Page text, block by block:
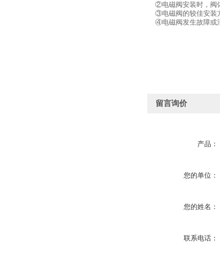
②电磁阀安装时，阀
③电磁阀的较佳安装
④电磁阀发生故障或
留言询价
产品：
您的单位：
您的姓名：
联系电话：